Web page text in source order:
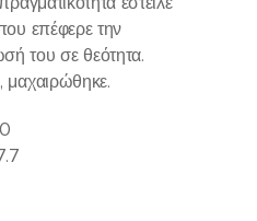
επέφερε την
του σε θεότητα.
μαχαιρώθηκε.